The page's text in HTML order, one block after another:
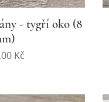
- tygří oko (8
Kč